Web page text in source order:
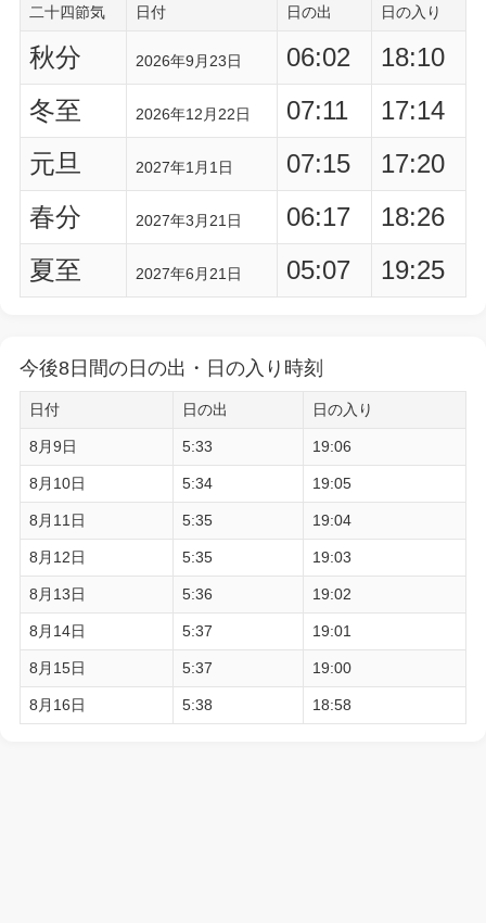
二十四節気 日付 日の出 日の入り
秋分 2026年9月23日 06:02
18:10
冬至
2026年12月22日 07:11
17:14
元旦
2027年1月1日 07:15
17:20
春分
2027年3月21日 06:17
18:26
夏至
2027年6月21日 05:07 19:25
今後8日間の日の出・日の入り時刻
日付 日の出 日の入り
8月9日 5:33 19:06
8月10日 5:34 19:05
8月11日 5:35 19:04
8月12日 5:35 19:03
8月13日 5:36 19:02
8月14日 5:37 19:01
8月15日 5:37 19:00
8月16日 5:38 18:58